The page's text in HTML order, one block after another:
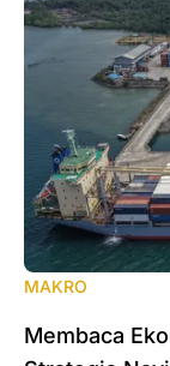
MAKRO
Membaca